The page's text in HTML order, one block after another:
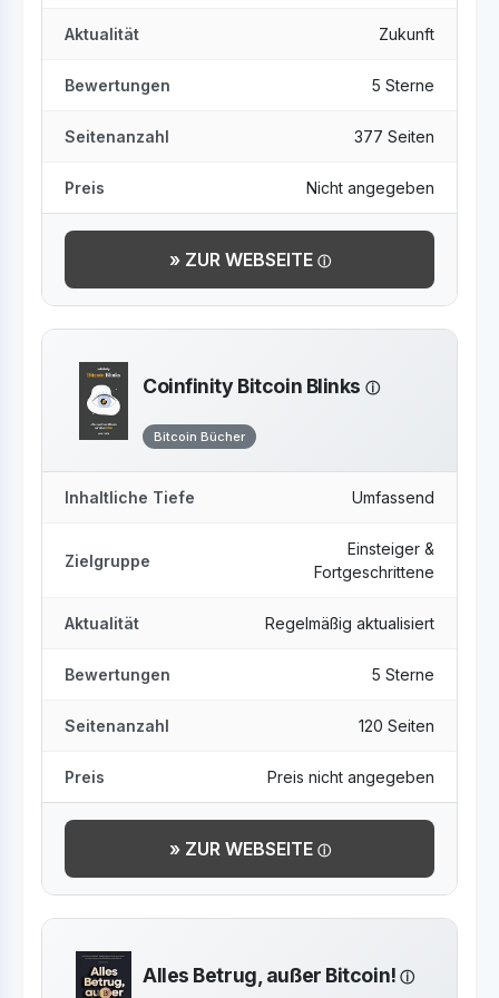
Aktualität Zukunft
Bewertungen 5 Sterne
Seitenanzahl 377 Seiten
Preis Nicht angegeben
» ZUR WEBSEITE
Coinfinity Bitcoin Blinks
Bitcoin Bücher
Inhaltliche Tiefe Umfassend
Zielgruppe
Einsteiger &
Fortgeschrittene
Aktualität Regelmäßig aktualisiert
Bewertungen 5 Sterne
Seitenanzahl 120 Seiten
Preis Preis nicht angegeben
» ZUR WEBSEITE
Alles Betrug, außer Bitcoin!